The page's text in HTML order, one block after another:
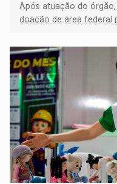
Após atuação do
doação de área federal